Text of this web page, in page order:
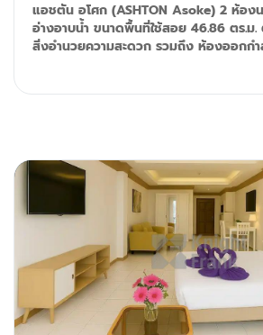
แอชตัน อโศก (ASHTON Asoke) 2 ห้อง
อ่างอาบน้ำ ขนาดพื้นที่ใช้สอย 46.86 ตร.ม
สิ่งอำนวยความสะดวก รวมถึง ห้องออกกำ
primesales@th.knightfrank.com